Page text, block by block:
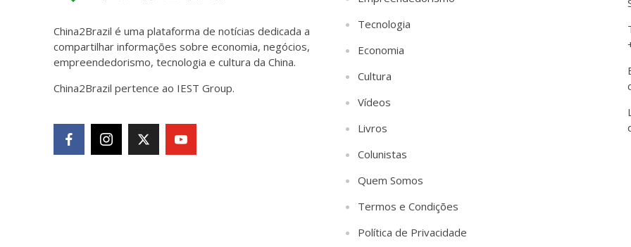
China2Brazil é uma plataforma de notícias dedicada a
compartilhar informações sobre economia, negócios,
empreendedorismo, tecnologia e cultura da China.
China2Brazil pertence ao IEST Group.
Tecnologia
Economia
Cultura
Vídeos
Livros
Colunistas
Quem Somos
Termos e Condições
Política de Privacidade